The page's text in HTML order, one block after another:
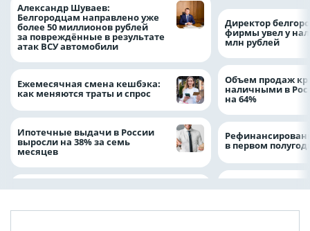
Александр Шуваев:
Белгородцам направлено уже
более 50 миллионов рублей
за повреждённые в результате
атак ВСУ автомобили
Ежемесячная смена кешбэка:
как меняются траты и спрос
Ипотечные выдачи в России
выросли на 38% за семь
месяцев
Директор
фирмы увел у
млн рублей
Объем продаж
наличными в
на 64%
в первом